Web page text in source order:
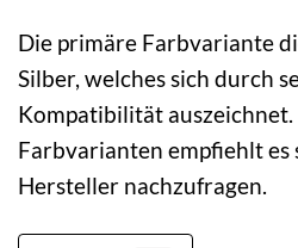
Die primäre Farbvariante
Silber, welches sich durch
Kompatibilität
Farbvarianten empfiehlt es
Hersteller nachzufragen.